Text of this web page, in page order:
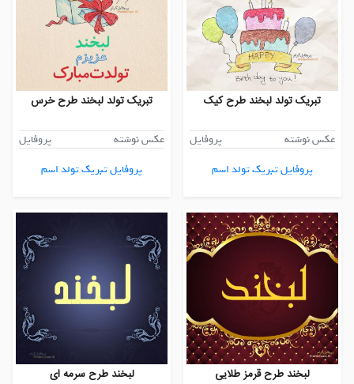
تبریک تولد لبخند طرح کیک
عکس نوشته
پروفایل
پروفایل تبریک تولد اسم
تبریک تولد لبخند طرح خرس
عکس نوشته
پروفایل
پروفایل تبریک تولد اسم
لبخند طرح قرمز طلایی لبخند طرح سرمه ای